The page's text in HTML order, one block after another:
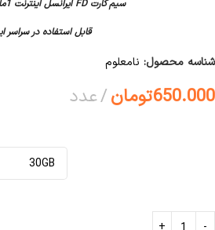
سیم کارت FD ایرانسل اینترنت 1ماهه زونیکس
قابل استفاده در سراسر
شناسه محصول: نامعلوم
650.000تومان عدد